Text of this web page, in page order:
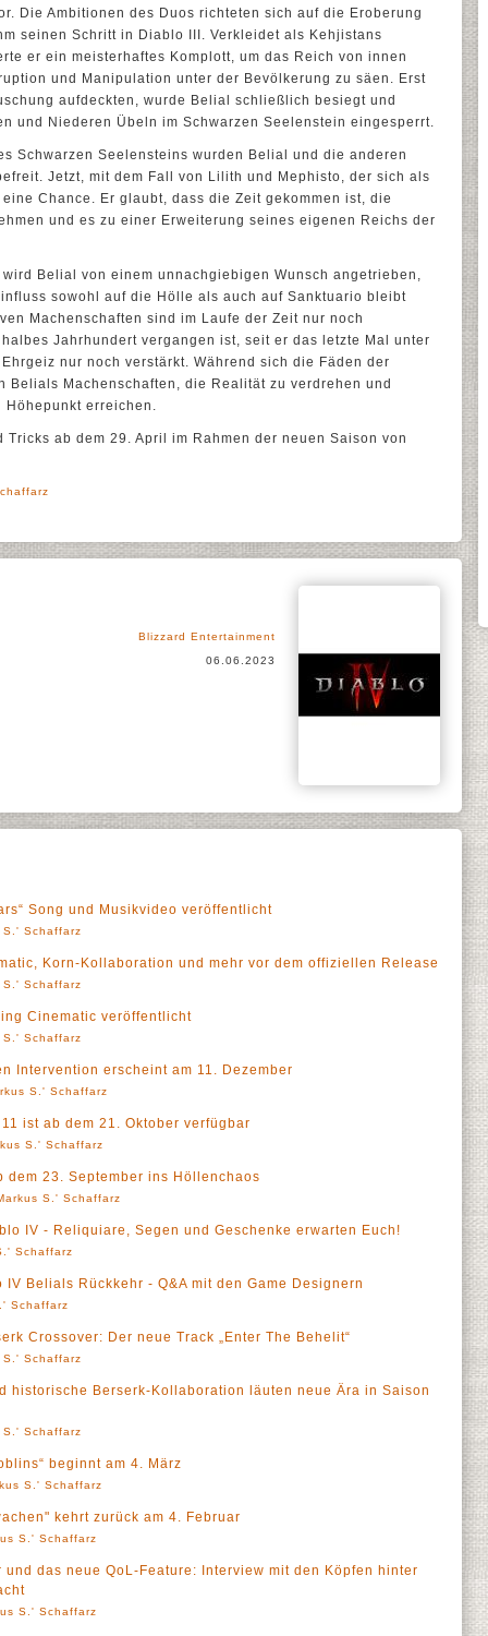
Die Ambitionen des Duos richteten sich auf die Eroberung
seinen Schritt in Diablo III. Verkleidet als Kehjistans
er ein meisterhaftes Komplott, um das Reich von innen
und Manipulation unter der Bevölkerung zu säen. Erst
aufdeckten, wurde Belial schließlich besiegt und
und Niederen Übeln im Schwarzen Seelenstein eingesperrt.
Schwarzen Seelensteins wurden Belial und die anderen
Jetzt, mit dem Fall von Lilith und Mephisto, der sich als
Chance. Er glaubt, dass die Zeit gekommen ist, die
und es zu einer Erweiterung seines eigenen Reichs der
Belial von einem unnachgiebigen Wunsch angetrieben,
sowohl auf die Hölle als auch auf Sanktuario bleibt
Machenschaften sind im Laufe der Zeit nur noch
Jahrhundert vergangen ist, seit er das letzte Mal unter
nur noch verstärkt. Während sich die Fäden der
Belials Machenschaften, die Realität zu verdrehen und
Höhepunkt erreichen.
ab dem 29. April im Rahmen der neuen Saison von
Blizzard Entertainment
06.06.2023
Song und Musikvideo veröffentlicht
S.' Schaffarz
Korn-Kollaboration und mehr vor dem offiziellen Release
S.' Schaffarz
Cinematic veröffentlicht
S.' Schaffarz
Intervention erscheint am 11. Dezember
S.' Schaffarz
ist ab dem 21. Oktober verfügbar
S.' Schaffarz
dem 23. September ins Höllenchaos
S.' Schaffarz
IV - Reliquiare, Segen und Geschenke erwarten Euch!
Schaffarz
Belials Rückkehr - Q&A mit den Game Designern
Schaffarz
Crossover: Der neue Track „Enter The Behelit“
S.' Schaffarz
historische Berserk-Kollaboration läuten neue Ära in Saison
S.' Schaffarz
beginnt am 4. März
S.' Schaffarz
kehrt zurück am 4. Februar
S.' Schaffarz
das neue QoL-Feature: Interview mit den Köpfen hinter
S.' Schaffarz